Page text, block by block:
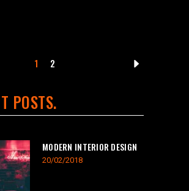
1 2
POSTS
MODERN INTERIOR DESIGN
20/02/2018